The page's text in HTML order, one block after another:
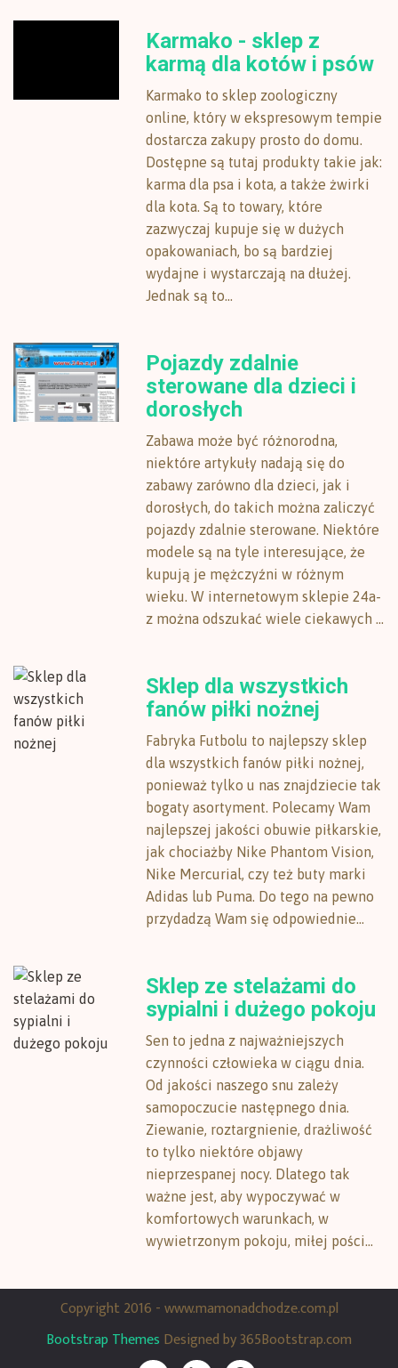
Karmako - sklep z
karmą dla kotów i psów
Karmako to sklep zoologiczny
online, który w ekspresowym tempie
dostarcza zakupy prosto do domu.
Dostępne są tutaj produkty takie jak:
karma dla psa i kota, a także żwirki
dla kota. Są to towary, które
zazwyczaj kupuje się w dużych
opakowaniach, bo są bardziej
wydajne i wystarczają na dłużej.
Jednak są to...
Pojazdy zdalnie
sterowane dla dzieci i
dorosłych
Zabawa może być różnorodna,
niektóre artykuły nadają się do
zabawy zarówno dla dzieci, jak i
dorosłych, do takich można zaliczyć
pojazdy zdalnie sterowane. Niektóre
modele są na tyle interesujące, że
kupują je mężczyźni w różnym
wieku. W internetowym sklepie 24a-
z można odszukać wiele ciekawych ...
Sklep dla wszystkich
fanów piłki nożnej
Fabryka Futbolu to najlepszy sklep
dla wszystkich fanów piłki nożnej,
ponieważ tylko u nas znajdziecie tak
bogaty asortyment. Polecamy Wam
najlepszej jakości obuwie piłkarskie,
jak chociażby Nike Phantom Vision,
Nike Mercurial, czy też buty marki
Adidas lub Puma. Do tego na pewno
przydadzą Wam się odpowiednie...
Sklep ze stelażami do
sypialni i dużego pokoju
Sen to jedna z najważniejszych
czynności człowieka w ciągu dnia.
Od jakości naszego snu zależy
samopoczucie następnego dnia.
Ziewanie, roztargnienie, drażliwość
to tylko niektóre objawy
nieprzespanej nocy. Dlatego tak
ważne jest, aby wypoczywać w
komfortowych warunkach, w
wywietrzonym pokoju, miłej pości...
Copyright 2016 - www.mamonadchodze.com.pl
Bootstrap Themes Designed by 365Bootstrap.com